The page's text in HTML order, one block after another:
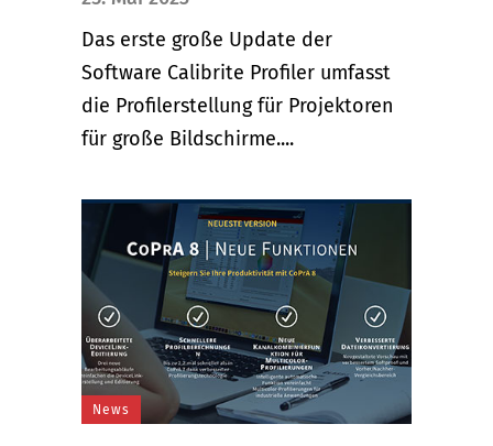
Das erste große Update der
Software Calibrite Profiler umfasst
die Profilerstellung für Projektoren
für große Bildschirme....
News